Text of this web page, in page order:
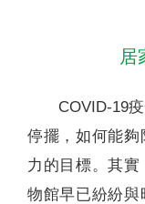
居
COVID-19
停擺，如何能
力的目標。其
物館早已紛紛